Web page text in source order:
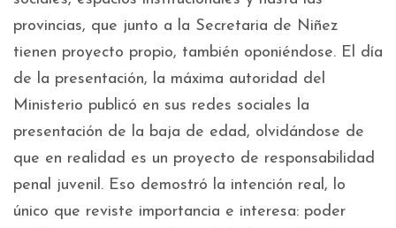
provincias, que junto a la Secretaria de Niñez
tienen proyecto propio, también oponiéndose. El día
de la presentación, la máxima autoridad del
Ministerio publicó en sus redes sociales la
presentación de la baja de edad, olvidándose de
que en realidad es un proyecto de responsabilidad
penal juvenil. Eso demostró la intención real, lo
único que reviste importancia e interesa: poder